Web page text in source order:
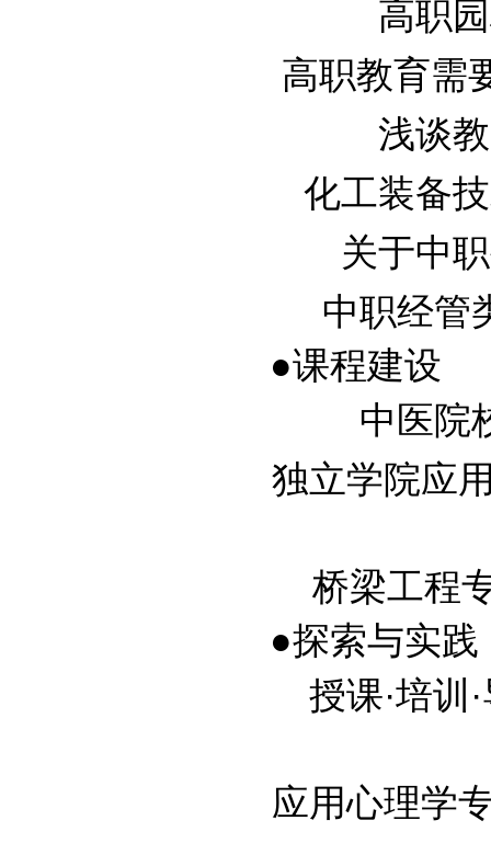
高职
高职教育需
浅谈
化工装备
关于中
中职经管
●课程建设
中医院
独立学院应
桥梁工程
●探索与实践
授课·培
应用心理学